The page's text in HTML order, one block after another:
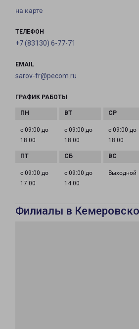
на карте
ТЕЛЕФОН
+7 (83130) 6-77-71
EMAIL
sarov-fr@pecom.ru
ГРАФИК РАБОТЫ
с 09:00 до
18:00
с 09:00 до
18:00
с 09:00 до
18:00
с 09:00 до
17:00
с 09:00 до
14:00
Выходной
Филиалы в